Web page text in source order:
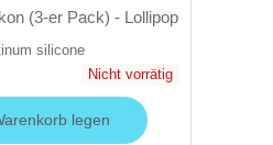
(3-er Pack) - Lollipop
silicone
Nicht vorrätig
legen